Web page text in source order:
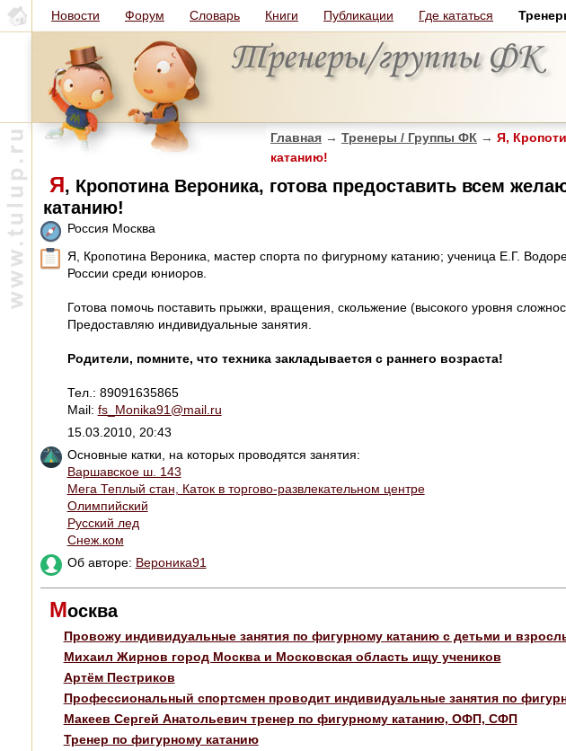
Новости Форум Словарь Книги Публикации Где кататься
Главная → Тренеры / Группы ФК → Я,
катанию!
Я, Кропотина Вероника, готова предоставить всем
катанию!
Россия Москва
Я, Кропотина Вероника, мастер спорта по фигурному катанию; ученица Е.Г.
России среди юниоров.
Готова помочь поставить прыжки, вращения, скольжение (высокого уровня
Предоставляю индивидуальные занятия.
Родители, помните, что техника закладывается с раннего возраста!
Тел.: 89091635865
Mail: fs_Monika91@mail.ru
15.03.2010, 20:43
Основные катки, на которых проводятся занятия:
Варшавское ш. 143
Мега Теплый стан, Каток в торгово-развлекательном центре
Олимпийский
Русский лед
Снеж.ком
Об авторе: Вероника91
Москва
Провожу индивидуальные занятия по фигурному катанию с детьми и
Михаил Жирнов город Москва и Московская область ищу учеников
Артём Пестриков
Профессиональный спортсмен проводит индивидуальные занятия по
Макеев Сергей Анатольевич тренер по фигурному катанию, ОФП, СФП
Тренер по фигурному катанию